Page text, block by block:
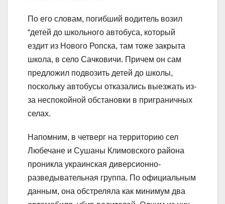
По его словам, погибший водитель возил
“детей до школьного автобуса, который
ездит из Нового Ропска, там тоже закрыта
школа, в село Сачковичи. Причем он сам
предложил подвозить детей до школы,
поскольку автобусы отказались выезжать из-
за неспокойной обстановки в приграничных
селах.
Напомним, в четверг на территорию сел
Любечане и Сушаны Климовского района
проникла украинская диверсионно-
разведывательная группа. По официальным
данным, она обстреляла как минимум два